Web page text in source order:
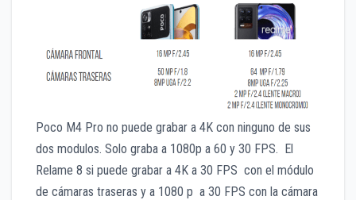
Poco M4 Pro no puede grabar a 4K con ninguno de sus
dos modulos. Solo graba a 1080p a 60 y 30 FPS. El
Relame 8 si puede grabar a 4K a 30 FPS con el módulo
de cámaras traseras y a 1080 p a 30 FPS con la cámara